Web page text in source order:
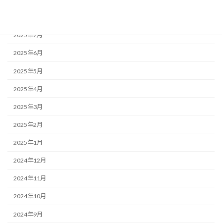
2025年7月
2025年6月
2025年5月
2025年4月
2025年3月
2025年2月
2025年1月
2024年12月
2024年11月
2024年10月
2024年9月